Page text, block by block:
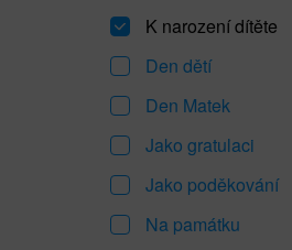
K narození dítěte
Den dětí
Den Matek
Jako gratulaci
Jako poděkování
Na památku